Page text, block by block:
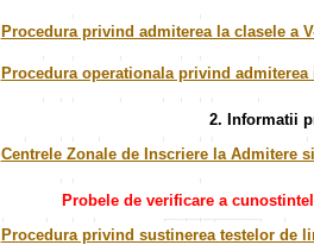
Procedura privind admiterea la clasele a
Procedura operationala privind
2. Informatii
Centrele Zonale de Inscriere la Admitere
Probele de verificare a
Procedura privind sustinerea testelor de